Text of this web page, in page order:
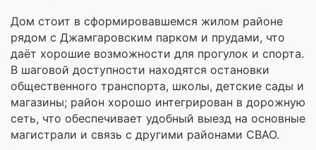
Дом стоит в сформировавшемся жилом районе
рядом с Джамгаровским парком и прудами, что
даёт хорошие возможности для прогулок и спорта.
В шаговой доступности находятся остановки
общественного транспорта, школы, детские сады и
магазины; район хорошо интегрирован в дорожную
сеть, что обеспечивает удобный выезд на основные
магистрали и связь с другими районами СВАО.